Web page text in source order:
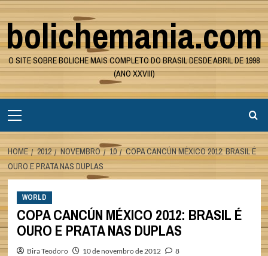
Skip
to
content
bolichemania.com
O SITE SOBRE BOLICHE MAIS COMPLETO DO BRASIL DESDE ABRIL DE 1998
(ANO XXVIII)
Menu
HOME 2012 NOVEMBRO 10
COPA CANCÚN MÉXICO 2012: BRASIL É
OURO E PRATA NAS DUPLAS
WORLD
COPA CANCÚN MÉXICO 2012: BRASIL É
OURO E PRATA NAS DUPLAS
Bira Teodoro 10 de novembro de 2012 8